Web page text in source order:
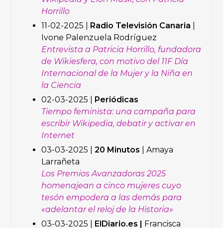
Horrillo
11-02-2025 | Radio Televisión Canaria
Ivone Palenzuela Rodríguez
Entrevista a Patricia Horrillo, fundadora
de Wikiesfera, con motivo del 11F Día
Internacional de la Mujer y la Niña en
la Ciencia
02-03-2025 | Periódicas
Tiempo feminista: una campaña para
escribir Wikipedia, debatir y activar en
Internet
03-03-2025 |20 Minutos
Amaya
Larrañeta
Los Premios Avanzadoras 2025
homenajean a cinco mujeres cuyo
tesón empodera a las demás para
«adelantar el reloj de la Historia»
03-03-2025 | ElDiario.es | Francisca